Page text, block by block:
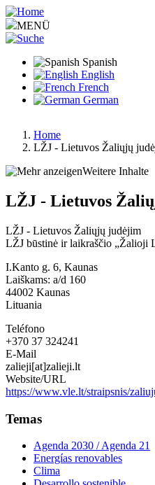
Pasar
al
contenido
MENÜ
Spanish
English
French
German
Ruta
de
navegación
Home
LŽJ - Lietuvos Žaliųjų
Weitere Inhalte
LŽJ - Lietuvos
LŽJ - Lietuvos Žaliųjų judėjim
LŽJ būstinė ir laikraščio „Žalioji
I.Kanto g. 6, Kaunas
Laiškams: a/d 160
44002 Kaunas
Lituania
Teléfono
+370 37 324241
E-Mail
zalieji[at]zalieji.lt
Website/URL
https://www.vle.lt/straipsnis/
Temas
Agenda 2030 / Agenda 21
Energías renovables
Clima